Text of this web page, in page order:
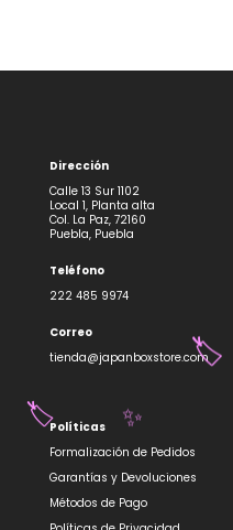
Dirección
Calle 13 Sur 1102
Local 1, Planta alta
Col. La Paz, 72160
Puebla, Puebla
Teléfono
222 485 9974
Correo
tienda@japanboxstore.com
Políticas
Formalización de Pedidos
Garantías y Devoluciones
Métodos de Pago
✨
🏷️
🏷️